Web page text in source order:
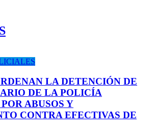
LA DETENCIÓN DE
DE LA POLICÍA
ABUSOS Y
CONTRA EFECTIVAS DE